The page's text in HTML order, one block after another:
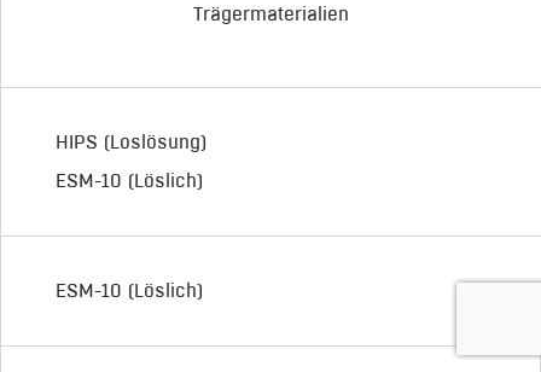
Trägermaterialien
HIPS (Loslösung)
ESM-10 (Löslich)
ESM-10 (Löslich)